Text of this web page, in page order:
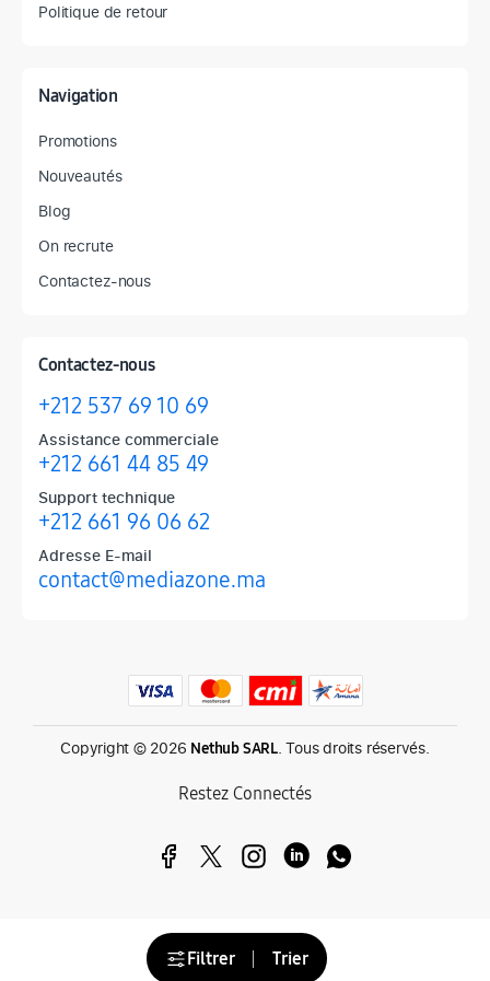
Filtrer Trier
Politique de retour
Navigation
Promotions
Nouveautés
Blog
On recrute
Contactez-nous
Contactez-nous
+212 537 69 10 69
Assistance commerciale
+212 661 44 85 49
Support technique
+212 661 96 06 62
Adresse E-mail
contact@mediazone.ma
Produits phares chez Mediazone
Retrouvez chez Mediazone les références incontournables :
Copyright © 2026 Nethub SARL. Tous droits réservés.
Restez Connectés